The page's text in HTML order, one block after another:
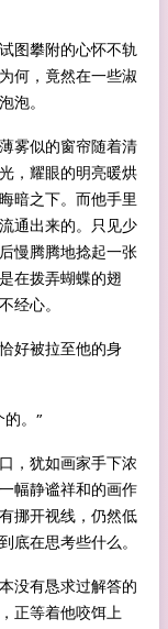
图攀附的心怀不轨
何，竟然在一些淑
泡。
雾似的窗帘随着清
，耀眼的明亮暖烘
暗之下。而他手里
通出来的。只见少
慢腾腾地捻起一张
在拨弄蝴蝶的翅
经心。
好被拉至他的身
的。”
，犹如画家手下浓
幅静谧祥和的画作
挪开视线，仍然低
底在思考些什么。
没有恳求过解答的
正等着他咬饵上